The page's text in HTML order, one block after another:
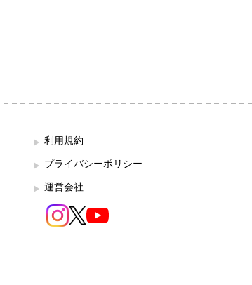
利用規約
プライバシーポリシー
運営会社